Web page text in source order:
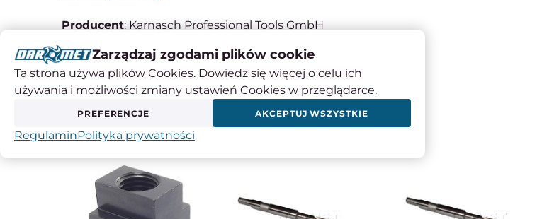
Producent: Karnasch Professional Tools GmbH
Kraj pochodzenia: Niemcy
Kontakt: +49 6203-4039-0, info@karnasch.tools
INNI KLIENCI KUPILI RÓWNIEŻ
Zarządzaj zgodami plików cookie
Ta strona używa plików Cookies. Dowiedz się więcej o celu ich
używania i możliwości zmiany ustawień Cookies w przeglądarce.
PREFERENCJE AKCEPTUJ WSZYSTKIE
RegulaminPolityka prywatności